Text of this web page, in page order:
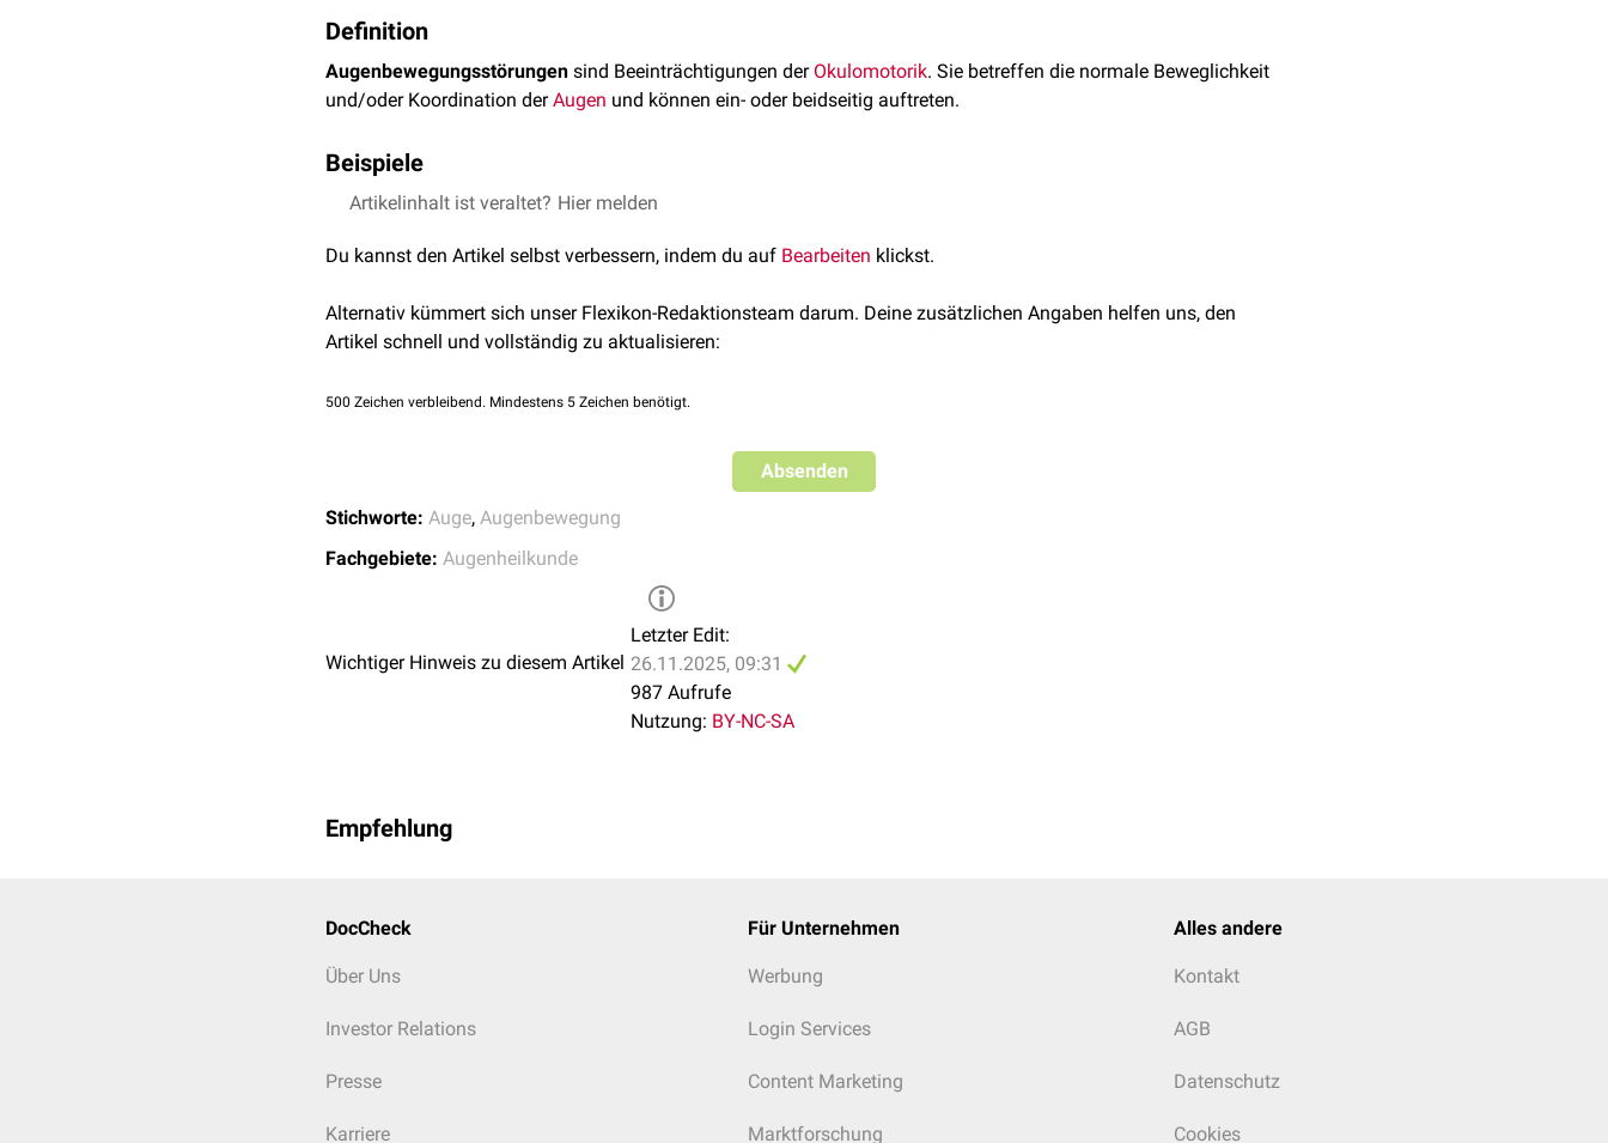
Definition
Augenbewegungsstörungen sind Beeinträchtigungen der Okulomotorik. Sie betreffen die normale Beweglichkeit
und/oder Koordination derAugen und können ein- oder beidseitig auftreten.
Beispiele
Strabismus
Gegenruck
Ocular Flutter
Horizontale Blickparese
Artikelinhalt ist veraltet? Hier melden
Du kannst den Artikel selbst verbessern, indem du auf Bearbeiten klickst.
Alternativ kümmert sich unser Flexikon-Redaktionsteam darum. Deine zusätzlichen Angaben helfen uns, den
Artikel schnell und vollständig zu aktualisieren:
500 Zeichen verbleibend. Mindestens 5 Zeichen benötigt.
Absenden
Stichworte: Auge, Augenbewegung
Fachgebiete: Augenheilkunde
Wichtiger Hinweis zu diesem Artikel
Letzter Edit:
26.11.2025, 09:31
987 Aufrufe
Nutzung: BY-NC-SA
Empfehlung
DocCheck
Über Uns
Investor Relations
Presse
Karriere
Für Unternehmen
Werbung
Login Services
Content Marketing
Marktforschung
Alles andere
Kontakt
AGB
Datenschutz
Cookies